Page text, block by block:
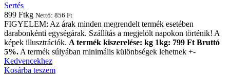
Sertés
899 Ftkg Nettó: 856 Ft
FIGYELEM: Az árak minden megrendelt termék esetében
darabonkénti egységárak. Szállítás a megjelölt napokon történik! A
képek illusztrációk. A termék kiszerelése: kg 1kg: 799 Ft Bruttó
5%. A termék súlyában minimális különbségek lehetnek +-
Kedvencekhez
Kosárba teszem